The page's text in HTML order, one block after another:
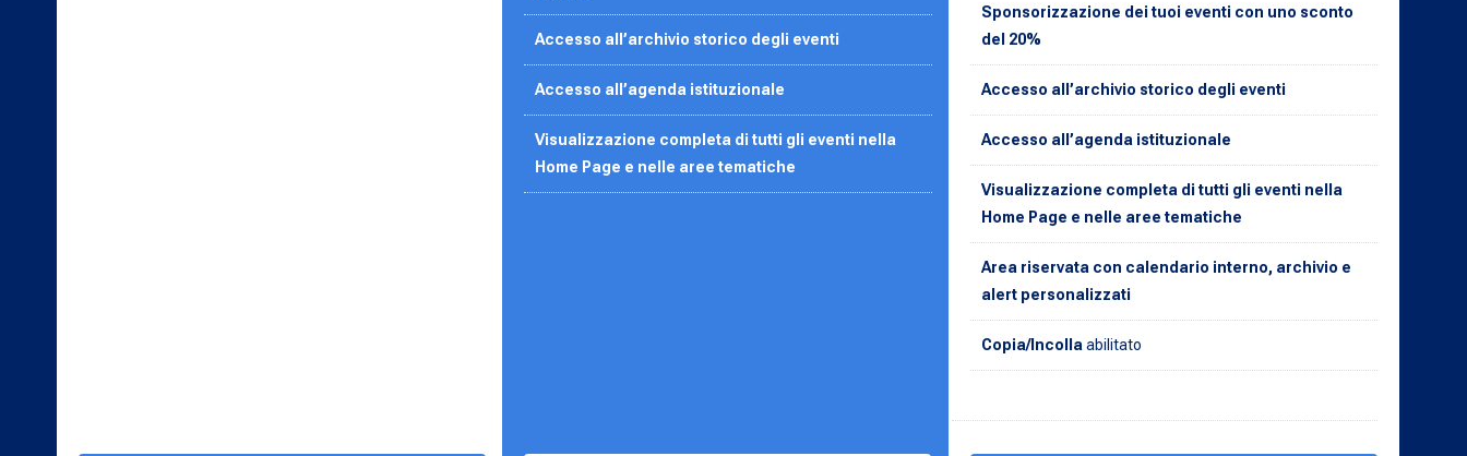
Accesso all’archivio storico degli eventi
Accesso all’agenda istituzionale
Visualizzazione completa di tutti gli eventi nella
Home Page e nelle aree tematiche
Sponsorizzazione dei tuoi eventi con uno sconto
del 20%
Accesso all’archivio storico degli eventi
Accesso all’agenda istituzionale
Visualizzazione completa di tutti gli eventi nella
Home Page e nelle aree tematiche
Area riservata con calendario interno, archivio e
alert personalizzati
Copia/Incolla abilitato